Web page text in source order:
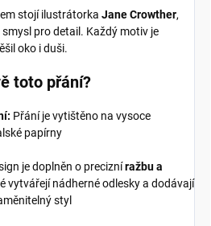
stojí ilustrátorka Jane Crowther,
pro detail. Každý motiv je
oko i duši.
toto přání?
Přání je vytištěno na vysoce
papírny
je doplněn o precizníražbu a
vytvářejí nádherné odlesky a dodávají
styl